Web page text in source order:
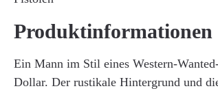
Ein Mann im Stil eines Western-
Dollar. Der rustikale Hintergrund und